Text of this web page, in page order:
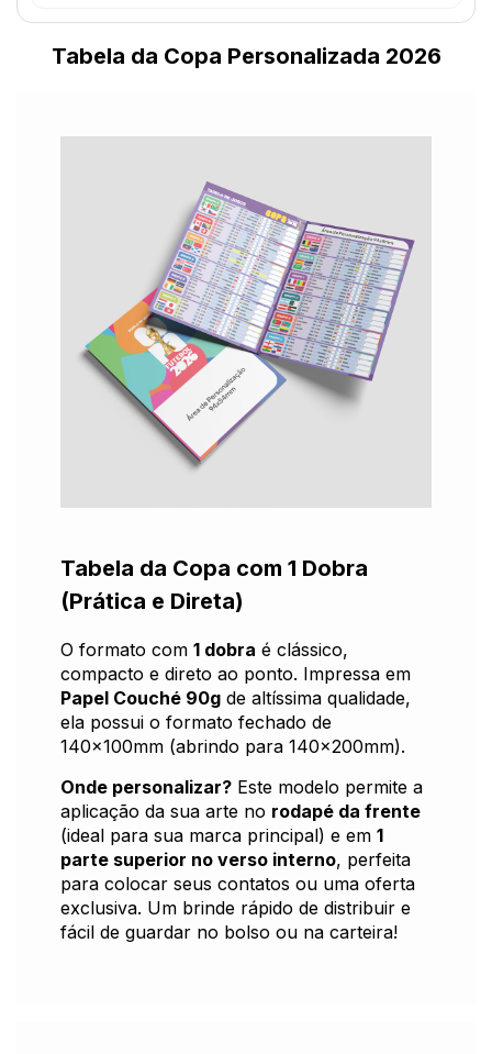
Tabela da Copa Personalizada 2026
Tabela da Copa com 1 Dobra
(Prática e Direta)
O formato com 1 dobra é clássico,
compacto e direto ao ponto. Impressa em
Papel Couché 90g de altíssima qualidade,
ela possui o formato fechado de
140x100mm (abrindo para 140x200mm).
Onde personalizar? Este modelo permite a
aplicação da sua arte no rodapé da frente
(ideal para sua marca principal) e em 1
parte superior no verso interno, perfeita
para colocar seus contatos ou uma oferta
exclusiva. Um brinde rápido de distribuir e
fácil de guardar no bolso ou na carteira!